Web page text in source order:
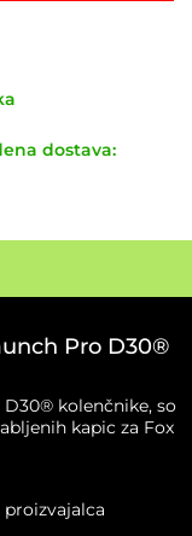
dostava:
Pro D30®
D30® kolenčnike, so
kapic za Fox